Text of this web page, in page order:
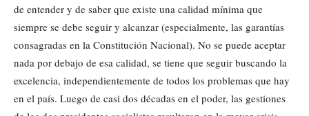
de entender y de saber que existe una calidad mínima que
siempre se debe seguir y alcanzar (especialmente, las garantías
consagradas en la Constitución Nacional). No se puede aceptar
nada por debajo de esa calidad, se tiene que seguir buscando la
excelencia, independientemente de todos los problemas que hay
en el país. Luego de casi dos décadas en el poder, las gestiones